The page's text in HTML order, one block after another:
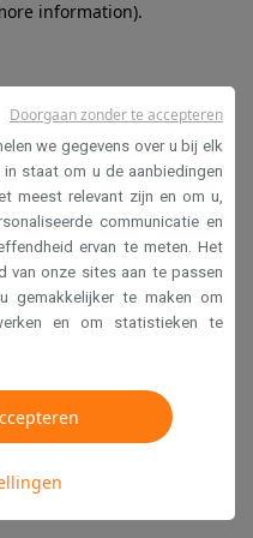
information).
we gegevens over u bij elk
staat om u de aanbiedingen
meest relevant zijn en om u,
communicatie en
ervan te meten. Het
onze sites aan te passen
gemakkelijker te maken om
en om statistieken te
Doorgaan zonder te accepteren